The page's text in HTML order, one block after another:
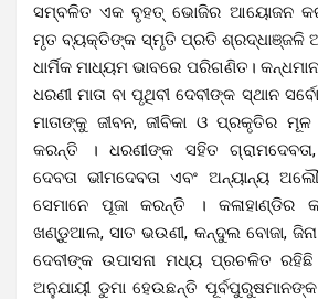
ସମ୍ବଳିତ ଏକ ବୃହତ୍ ଭୋଜିର ଆୟୋଜନ
ମୃତ ବ୍ୟକ୍ତିଙ୍କ ସ୍ମୃତି ପ୍ରତି ଶ୍ରଦ୍ଧାଞ୍ଜଳି
ଧାର୍ମିକ ମାଧ୍ୟମ ଭାବରେ ପରିଗଣିତ।
ଧରଣୀ ମାତା ବା ପୃଥିବୀ ଦେବୀଙ୍କ ସ୍ଥାନ
ମାତାଙ୍କୁ ଜୀବନ, ଜୀବିକା ଓ ପ୍ରକୃତିର
କରନ୍ତି । ଧରଣୀଙ୍କ ସହିତ ଗ୍ରାମଦେବତା,
ଦେବତା ଭୀମଦେବତା ଏବଂ ଅନ୍ୟାନ୍ୟ
ସେମାନେ ପୂଜା କରନ୍ତି । କଳାହାଣ୍ଡିର
ଖଣ୍ଡୁଆଲ, ସାତ ଭଉଣୀ, କନ୍ଦୁଲ ବୋଜା,
ଦେବୀଙ୍କ ଉପାସନା ମଧ୍ୟ ପ୍ରଚଳିତ
ଅନୁଯାୟୀ ଡୁମା ହେଉଛନ୍ତି